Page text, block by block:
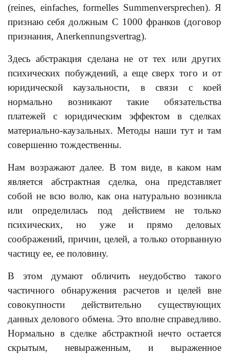
(reines, einfaches, formelles Summenversprechen). Я
признаю себя должным С 1000 франков (договор
признания, Anerkennungsvertrag).
Здесь абстракция сделана не от тех или других
психических побуждений, а еще сверх того и от
юридической каузальности, в связи с коей
нормально возникают такие обязательства
платежей с юридическим эффектом в сделках
материально-каузальных. Методы наши тут и там
совершенно тождественны.
Нам возражают далее. В том виде, в каком нам
является абстрактная сделка, она представляет
собой не всю волю, как она натурально возникла
или определилась под действием не только
психических, но уже и прямо деловых
соображений, причин, целей, а только оторванную
частицу ее, ее половину.
В этом думают обличить неудобство такого
частичного обнаружения расчетов и целей вне
совокупности действительно существующих
данных делового обмена. Это вполне справедливо.
Нормально в сделке абстрактной нечто остается
скрытым, невыраженным, и выраженное